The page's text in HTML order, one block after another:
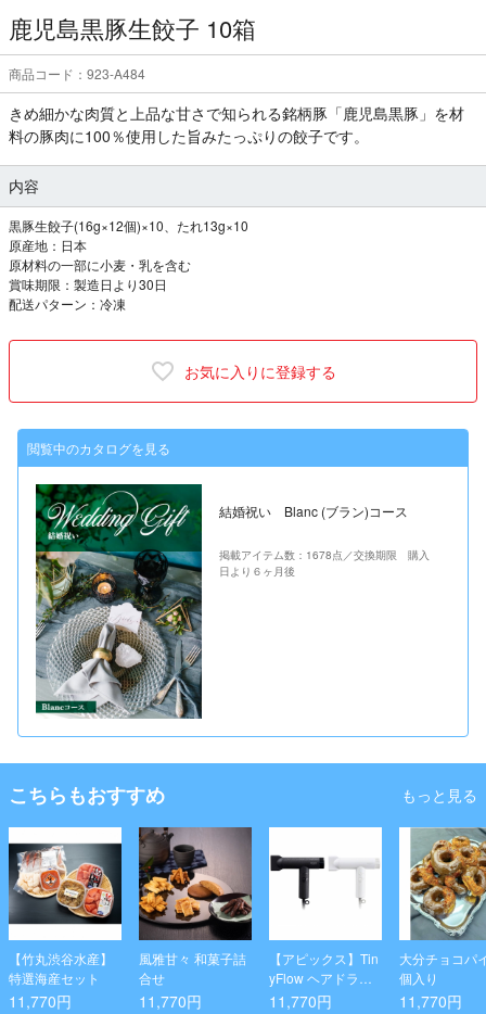
鹿児島黒豚生餃子 10箱
商品コード：923-A484
きめ細かな肉質と上品な甘さで知られる銘柄豚「鹿児島黒豚」を材
料の豚肉に100％使用した旨みたっぷりの餃子です。
内容
黒豚生餃子(16g×12個)×10、たれ13g×10
原産地：日本
原材料の一部に小麦・乳を含む
賞味期限：製造日より30日
配送パターン：冷凍
お気に入りに登録する
閲覧中のカタログを見る
結婚祝い Blanc (ブラン)コース
掲載アイテム数：1678点／交換期限 購入
日より６ヶ月後
こちらもおすすめ もっと見る
【竹丸渋谷水産】
特選海産セット
11,770円
風雅甘々 和菓子詰
合せ
11,770円
【アピックス】Tin
yFlow ヘアドライ
ヤー
11,770円
大分チョコパ
個入り
11,770円